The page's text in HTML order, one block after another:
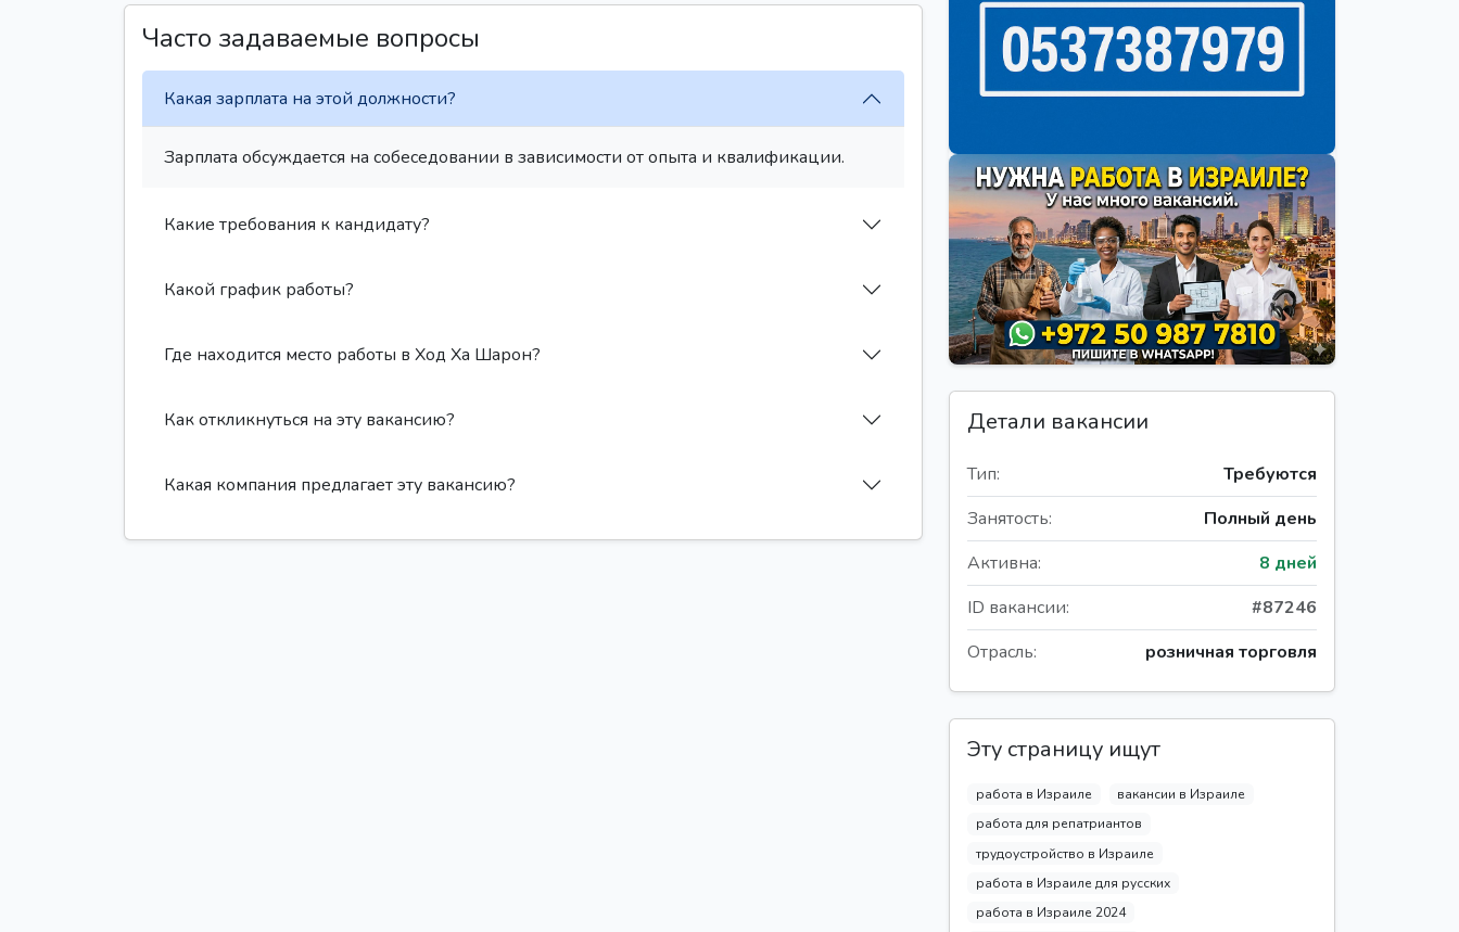
Часто задаваемые вопросы
Какая зарплата на этой должности?
Зарплата обсуждается на собеседовании в зависимости от опыта и квалификации.
Какие требования к кандидату?
Какой график работы?
Где находится место работы в Ход Ха Шарон?
Как откликнуться на эту вакансию?
Какая компания предлагает эту вакансию?
Детали вакансии
Тип:
Требуются
Занятость:
Полный день
Активна:
8 дней
ID вакансии:
#87246
Отрасль:
розничная торговля
Эту страницу ищут
работа в Израиле
вакансии в Израиле
работа для репатриантов
трудоустройство в Израиле
работа в Израиле для русских
работа в Израиле 2024